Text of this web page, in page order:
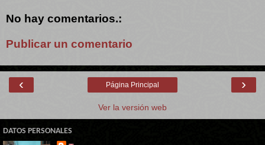
No hay comentarios.:
Publicar un comentario
‹ ›
Página Principal
Ver la versión web
DATOS PERSONALES